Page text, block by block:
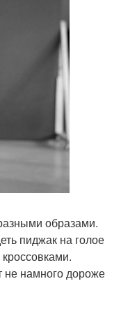
образами.
пиджак на голое
не намного дороже